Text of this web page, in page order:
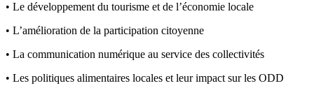
• Le développement du tourisme et de l’économie locale
• L’amélioration de la participation citoyenne
• La communication numérique au service des collectivités
• Les politiques alimentaires locales et leur impact sur les ODD